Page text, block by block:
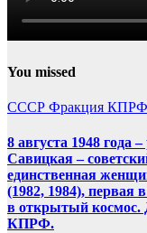
You missed
СССР Фракция КПРФ
8 августа 1948 года
Савицкая –
единственная
(1982, 1984),
в открытый космос.
КПРФ.